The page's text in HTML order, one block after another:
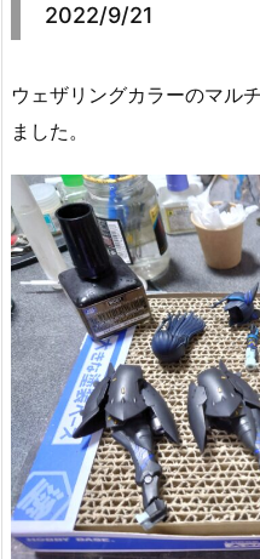
2022/9/21
ウェザリングカラーのマル
ました。